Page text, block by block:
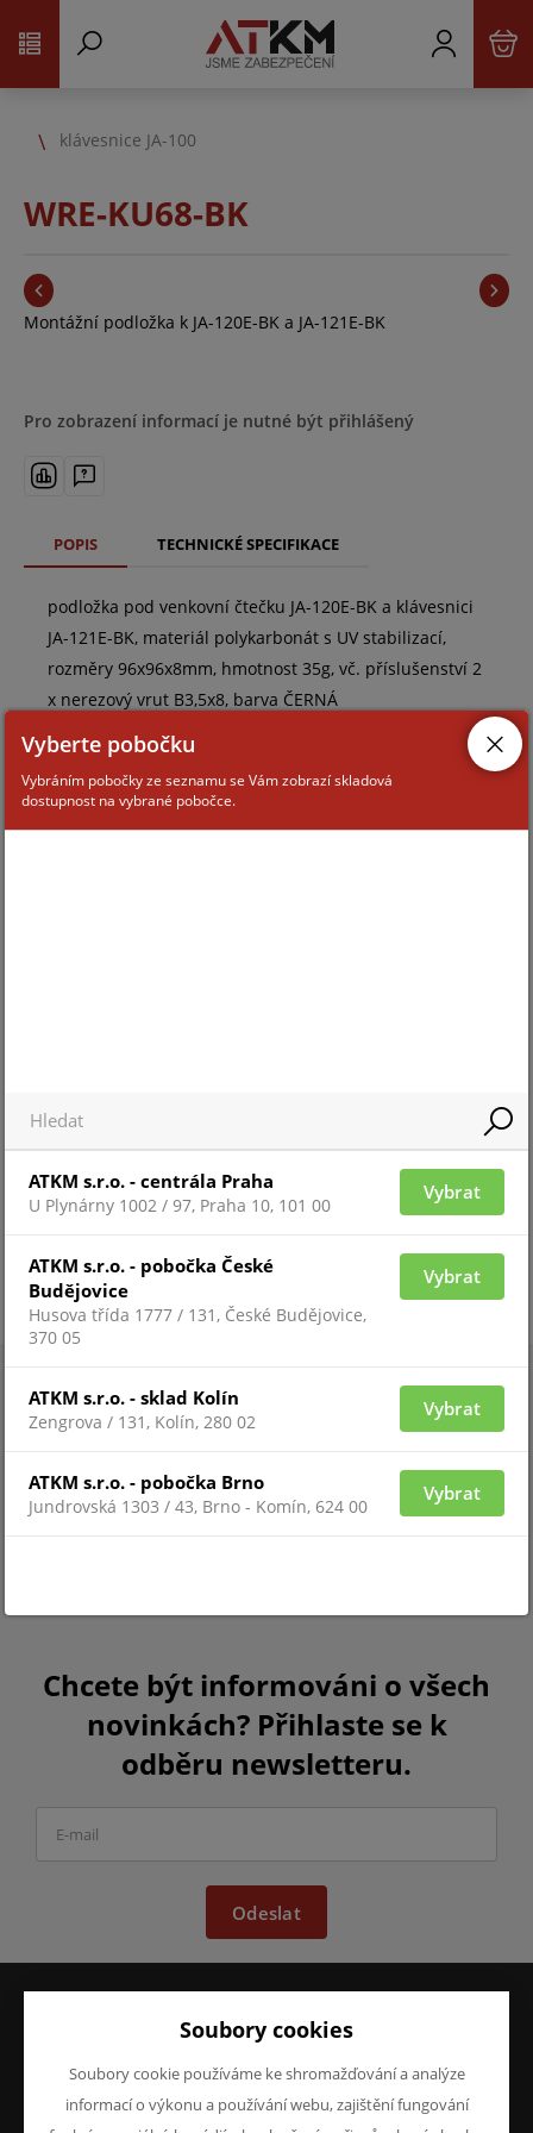
klávesnice JA-100
WRE-KU68-BK
Montážní podložka k JA-120E-BK a JA-121E-BK
Pro zobrazení informací je nutné být přihlášený
POPIS TECHNICKÉ SPECIFIKACE
podložka pod venkovní čtečku JA-120E-BK a klávesnici
JA-121E-BK, materiál polykarbonát s UV stabilizací,
rozměry 96x96x8mm, hmotnost 35g, vč. příslušenství 2
x nerezový vrut B3,5x8, barva ČERNÁ
ZAŘAZENÍ ZBOŽÍ
Chcete být informováni o všech
novinkách? Přihlaste se k
odběru newsletteru.
Odeslat
Obchodní podmínky
Reklamace
Prohlášení o ochraně
O nás
Kontakty
Soubory cookies
Soubory cookie používáme ke shromažďování a analýze
informací o výkonu a používání webu, zajištění fungování
Vyberte pobočku
Vybráním pobočky ze seznamu se Vám zobrazí skladová
dostupnost na vybrané pobočce.
ATKM s.r.o. - centrála Praha
U Plynárny 1002 / 97, Praha 10, 101 00
Vybrat
ATKM s.r.o. - pobočka České
Budějovice
Husova třída 1777 / 131, České Budějovice,
370 05
Vybrat
ATKM s.r.o. - sklad Kolín
Zengrova / 131, Kolín, 280 02
Vybrat
ATKM s.r.o. - pobočka Brno
Jundrovská 1303 / 43, Brno - Komín, 624 00
Vybrat